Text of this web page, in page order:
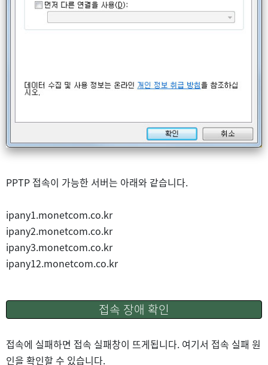
PPTP 접속이 가능한 서버는 아래와 같습니다.
ipany1.monetcom.co.kr
ipany2.monetcom.co.kr
ipany3.monetcom.co.kr
ipany12.monetcom.co.kr
접속 장애 확인
접속에 실패하면 접속 실패창이 뜨게됩니다. 여기서 접속 실패 원
인을 확인할 수 있습니다.